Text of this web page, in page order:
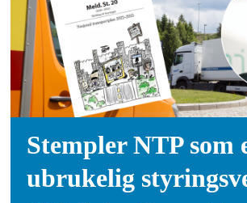
Stempler NTP som
ubrukelig